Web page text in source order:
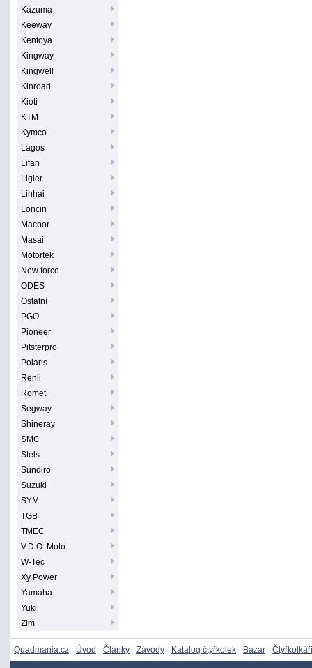
Kazuma
Keeway
Kentoya
Kingway
Kingwell
Kinroad
Kioti
KTM
Kymco
Lagos
Lifan
Ligier
Linhai
Loncin
Macbor
Masai
Motortek
New force
ODES
Ostatní
PGO
Pioneer
Pitsterpro
Polaris
Renli
Romet
Segway
Shineray
SMC
Stels
Sundiro
Suzuki
SYM
TGB
TMEC
V.D.O. Moto
W-Tec
Xy Power
Yamaha
Yuki
Zim
Quadmania.cz Úvod Články Závody Katalog čtyřkolek Bazar Čtyřkolkáři